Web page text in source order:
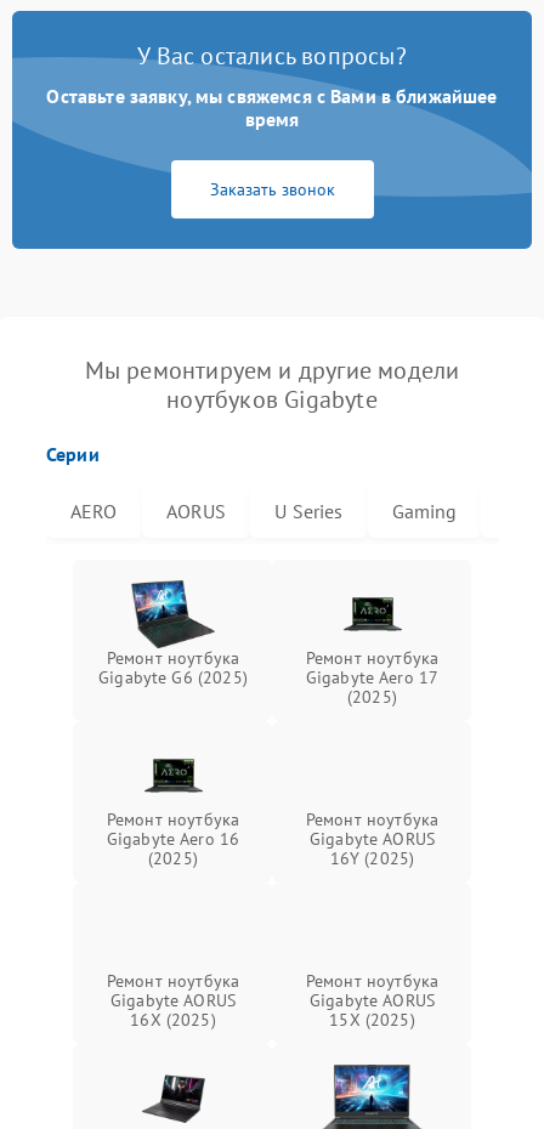
У Вас остались вопросы?
Оставьте заявку, мы свяжемся с Вами в ближайшее
время
Заказать звонок
Мы ремонтируем и другие модели
ноутбуков Gigabyte
Серии
AERO AORUS U Series Gaming
Ремонт ноутбука
Gigabyte G6 (2025)
Ремонт ноутбука
Gigabyte Aero 17
(2025)
Ремонт ноутбука
Gigabyte Aero 16
(2025)
Ремонт ноутбука
Gigabyte AORUS
16Y (2025)
Ремонт ноутбука
Gigabyte AORUS
16X (2025)
Ремонт ноутбука
Gigabyte AORUS
15X (2025)